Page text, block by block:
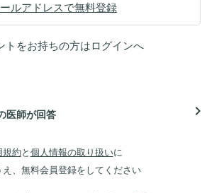
ルアドレスで無料登録
トをお持ちの方はログインへ
医師が回答 navigate_next
規約 と 個人情報の取り扱いに
え、無料会員登録をしてください